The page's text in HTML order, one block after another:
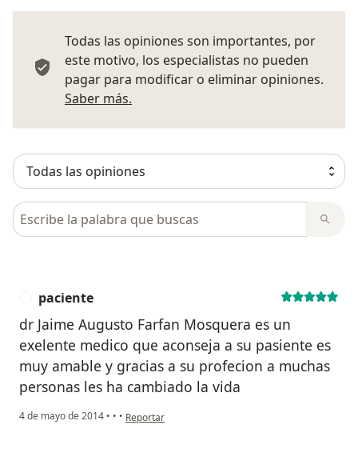
Todas las opiniones son importantes, por
este motivo, los especialistas no pueden
pagar para modificar o eliminar opiniones.
Saber más.
Busca en opiniones
paciente
dr Jaime Augusto Farfan Mosquera es un
exelente medico que aconseja a su pasiente es
muy amable y gracias a su profecion a muchas
personas les ha cambiado la vida
4 de mayo de 2014 • • • en opinión del usuario paciente
Reportar